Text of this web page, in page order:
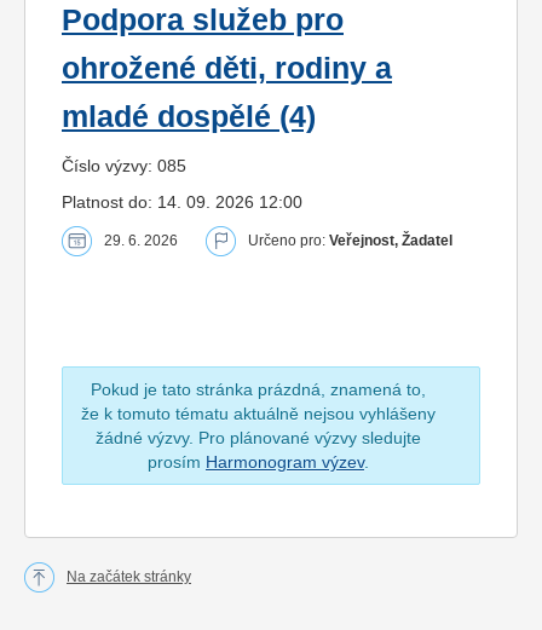
Podpora služeb pro
ohrožené děti, rodiny a
mladé dospělé (4)
Číslo výzvy: 085
Platnost do: 14. 09. 2026 12:00
29. 6. 2026 Určeno pro: Veřejnost, Žadatel
Pokud je tato stránka prázdná, znamená to,
že k tomuto tématu aktuálně nejsou vyhlášeny
žádné výzvy. Pro plánované výzvy sledujte
prosím Harmonogram výzev.
Na začátek stránky